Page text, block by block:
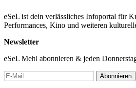
eSeL ist dein verlässliches Infoportal für
Performances, Kino und weiteren
Newsletter
eSeL Mehl abonnieren & jeden
Abonnieren